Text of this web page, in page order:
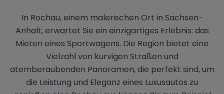
In Rochau, einem malerischen Ort in Sachsen-
Anhalt, erwartet Sie ein einzigartiges Erlebnis: das
Mieten eines Sportwagens. Die Region bietet eine
Vielzahl von kurvigen Straßen und
atemberaubenden Panoramen, die perfekt sind, um
die Leistung und Eleganz eines Luxusautos zu